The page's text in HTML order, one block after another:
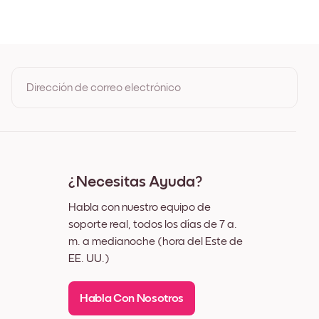
Dirección de correo electrónico
¿Necesitas Ayuda?
Habla con nuestro equipo de
soporte real, todos los días de 7 a.
m. a medianoche (hora del Este de
EE. UU.)
Habla Con Nosotros